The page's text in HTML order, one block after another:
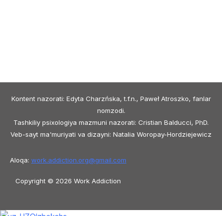
Kontent nazorati: Edyta Charzńska, t.f.n., Paweł Atroszko, fanlar
nomzodi.
Tashkiliy psixologiya mazmuni nazorati: Cristian Balducci, PhD.
Veb-sayt ma'muriyati va dizayni: Natalia Woropay-Hordziejewicz
Aloqa: work.addiction.org@gmail.com
Copyright © 2026 Work Addiction